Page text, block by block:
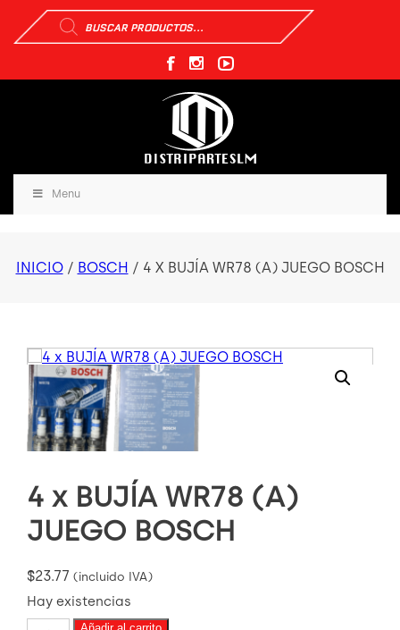
Búsqueda
de
productos
Menu
INICIO/ BOSCH / 4 X BUJÍA WR78 (A) JUEGO BOSCH
4 x BUJÍA WR78 (A)
JUEGO BOSCH
$23.77 (incluido IVA)
Hay existencias